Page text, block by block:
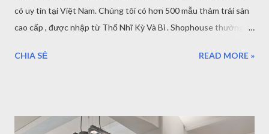
có uy tín tại Việt Nam. Chúng tôi có hơn 500 mẫu thảm trải sàn
cao cấp , được nhập từ Thổ Nhĩ Kỳ Và Bỉ . Shophouse thường là
làm showroom trưng bày hoặc là một Store sản phẩm. Trong
thamdepsaigon.com bạn có thể lựa chọn các loại thảm trải trang
CHIA SẺ READ MORE »